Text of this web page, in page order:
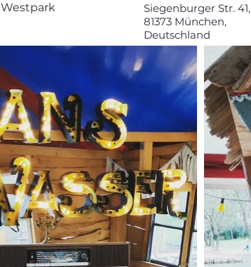
Westpark
Siegenburger Str. 41,
81373 München,
Deutschland